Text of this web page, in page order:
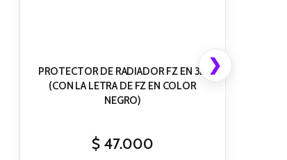
PROTECTOR DE RADIADOR FZ EN 3D
(CON LA LETRA DE FZ EN COLOR
NEGRO)
$ 47.000
❯